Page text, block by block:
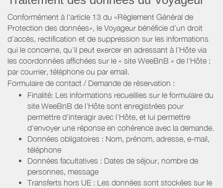
Conformément à l'article 13 du «Règlement Général de
Protection des données», le Voyageur bénéficie d’un droit
d’accès, rectification et de suppression sur les informations
qui le concerne, qu’il peut exercer en adressant à l’Hôte via
les coordonnées affichées sur le « site WeeBnB » de l’Hôte :
par courrier, téléphone ou par email.
Formulaire de contact / Demande de réservation :
Finalité: Les informations recueillies sur le formulaire du
site WeeBnB de l’Hôte sont enregistrées pour
permettre d’interagir avec l’Hôte, et lui permettre
d’envoyer une réponse en cohérence avec la demande.
Données obligatoires : Nom, prénom, adresse, e-mail,
téléphone
Données facultatives : Dates de séjour, nombre de
personnes, message
Transferts hors UE : Les données sont stockées sur le